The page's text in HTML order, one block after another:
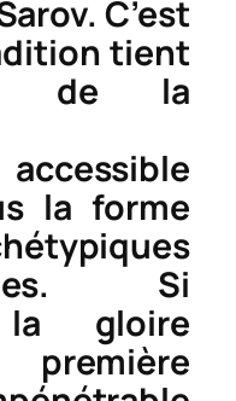
C’est
tient
de la
la forme
Si
gloire
première